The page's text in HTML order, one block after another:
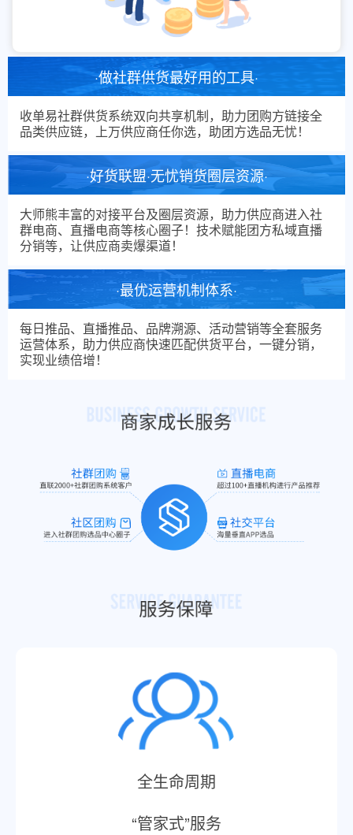
·做社群供货最好用的工具·
收单易社群供货系统双向共享机制，助力团购方链接全
品类供应链，上万供应商任你选，助团方选品无忧！
·好货联盟·无忧销货圈层资源·
大师熊丰富的对接平台及圈层资源，助力供应商进入社
群电商、直播电商等核心圈子！技术赋能团方私域直播
分销等，让供应商卖爆渠道！
·最优运营机制体系·
每日推品、直播推品、品牌溯源、活动营销等全套服务
运营体系，助力供应商快速匹配供货平台，一键分销，
实现业绩倍增！
全生命周期
“管家式”服务